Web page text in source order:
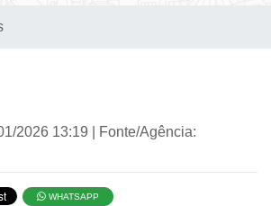
2026 13:19 | Fonte/Agência:
WHATSAPP